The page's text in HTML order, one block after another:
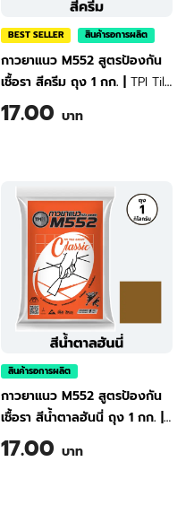
BEST SELLER สินค้ารอการผลิต
กาวยาแนว M552 สูตรป้องกัน
เชื้อรา สีครีม ถุง 1 กก. | TPI Tile
Grout Classic M552 (Cloth
Cream) 1 kg
17.00 บาท
สินค้ารอการผลิต
กาวยาแนว M552 สูตรป้องกัน
เชื้อรา สีน้ำตาลฮันนี่ ถุง 1 กก.
TPI Tile Grout Classic M552
(Honey Brown) 1 kg
17.00 บาท